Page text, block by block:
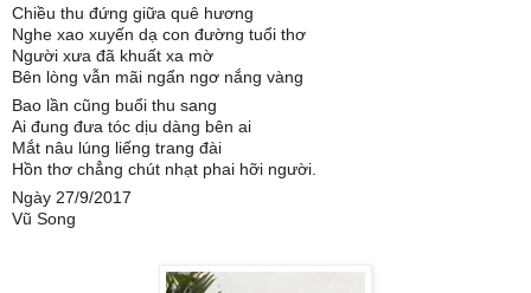
Chiều thu đứng giữa quê hương
Nghe xao xuyến dạ con đường tuổi thơ
Người xưa đã khuất xa mờ
Bên lòng vẫn mãi ngẩn ngơ nắng vàng
Bao lần cũng buổi thu sang
Ai đung đưa tóc dịu dàng bên ai
Mắt nâu lúng liếng trang đài
Hồn thơ chẳng chút nhạt phai hỡi người.
Ngày 27/9/2017
Vũ Song